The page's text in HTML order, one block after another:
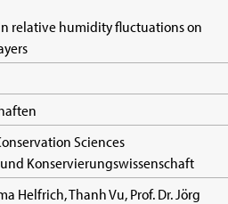
relative humidity fluctuations on
Sciences
Konservierungswissenschaft
Helfrich, Thanh Vu, Prof. Dr. Jörg